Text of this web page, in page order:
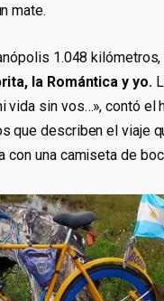
mate.
1.048
la Romántica y yo.
vida sin vos…», contó el
que describen el viaje
con una camiseta de